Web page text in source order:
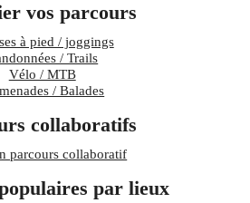
vos parcours
à pied / joggings
/ Trails
Vélo / MTB
/ Balades
collaboratifs
parcours collaboratif
par lieux